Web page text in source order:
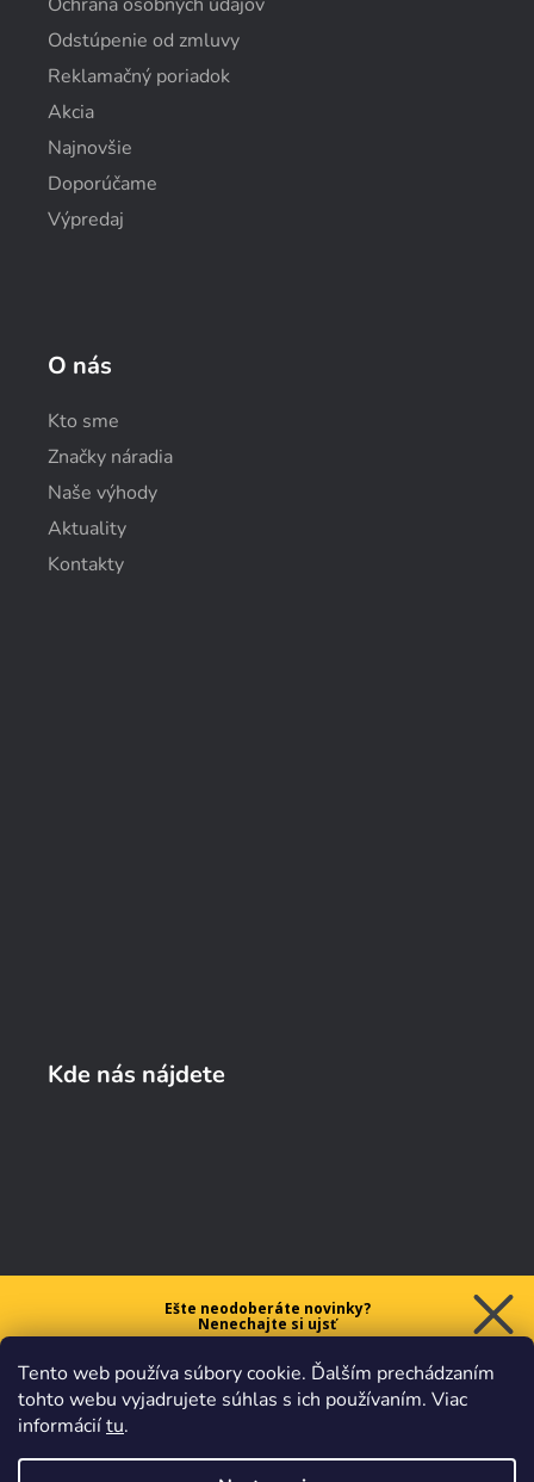
Tento web používa súbory cookie. Ďalším prechádzaním
tohto webu vyjadrujete súhlas s ich používaním. Viac
informáciítu.
Odstúpenie od zmluvy
Reklamačný poriadok
Akcia
Najnovšie
Doporúčame
Výpredaj
O nás
Kto sme
Značky náradia
Naše výhody
Aktuality
Kontakty
Kde nás nájdete
Ešte neodoberáte novinky?
Nenechajte si ujsť
na prvý nákup nad 40 €.